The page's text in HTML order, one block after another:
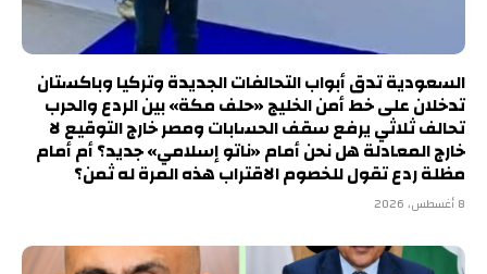
السعودية تدق أبواب التحالفات الجديدة وتركيا وباكستان
تدخلان على خط أمن الخليج «حلف مكة» بين الردع والحرب
تحالف ثلاثي يرفع سقف الحسابات ومصر خارج التوقيع لا
خارج المعادلة هل نحن أمام «ناتو إسلامي» جديد؟ أم أمام
مظلة ردع تقول للخصوم الاقتراب هذه المرة له ثمن؟
8 أغسطس، 2026